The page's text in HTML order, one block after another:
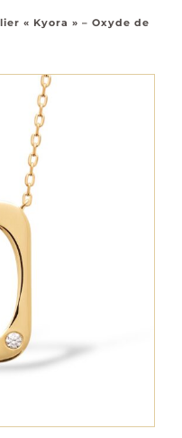
« Kyora » – Oxyde de